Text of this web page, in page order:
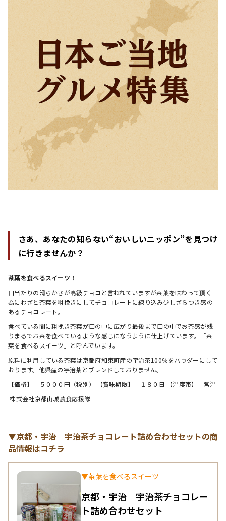
さあ、あなたの知らない“おいしいニッポン”を見つけ
に行きませんか？
茶葉を食べるスイーツ！
口当たりの滑らかさが高級チョコと言われていますが茶葉を味わって頂く
為にわざと茶葉を粗挽きにしてチョコレートに練り込み少しざらつき感の
あるチョコレート。
食べている間に粗挽き茶葉が口の中に広がり最後まで口の中でお茶感が残
りまるでお茶を食べているような感じになうように仕上げています。「茶
葉を食べるスイーツ」と呼んでいます。
原料に利用している茶葉は京都府和束町産の宇治茶100％をパウダーにして
おります。他県産の宇治茶とブレンドしておりません。
【価格】　５０００円（税別） 【賞味期限】　１８０日 【温度帯】　常温
株式会社京都山城農食応援隊
▼京都・宇治 宇治茶チョコレート詰め合わせセットの商
品情報はコチラ
▼茶葉を食べるスイーツ
京都・宇治 宇治茶チョコレー
ト詰め合わせセット